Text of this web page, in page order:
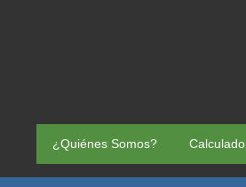
¿Quiénes Somos?